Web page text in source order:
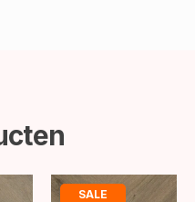
SALE